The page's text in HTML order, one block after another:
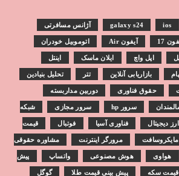
galaxy s24 ios آژانس مسافرتی
17 آیفون Air اتوموبیل خودران
اپل واچ ایلان ماسک اینتل
بازاریابی آنلاین تتر تحلیل بنیادین
حقوق فناوری دوربین مداربسته
سرور hp سرور مجازی شبکه
دیجیتال فناوری آسیا فوتبال قیمت
مایکروسافت مرورگر اینترنت مشاوره حقوقی
هواوی هوش مصنوعی واتساپ پیش
قیمت سکه پیش بینی قیمت طلا گوگل